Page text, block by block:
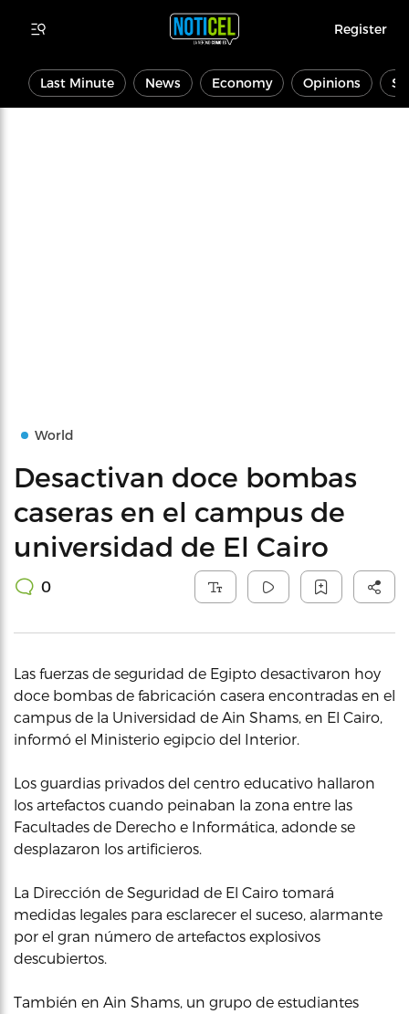
Register
Last Minute News Economy Opinions
World
Desactivan doce bombas
caseras en el campus de
universidad de El Cairo
0
Las fuerzas de seguridad de Egipto desactivaron hoy
doce bombas de fabricación casera encontradas en el
campus de la Universidad de Ain Shams, en El Cairo,
informó el Ministerio egipcio del Interior.
Los guardias privados del centro educativo hallaron
los artefactos cuando peinaban la zona entre las
Facultades de Derecho e Informática, adonde se
desplazaron los artificieros.
La Dirección de Seguridad de El Cairo tomará
medidas legales para esclarecer el suceso, alarmante
por el gran número de artefactos explosivos
descubiertos.
También en Ain Shams, un grupo de estudiantes